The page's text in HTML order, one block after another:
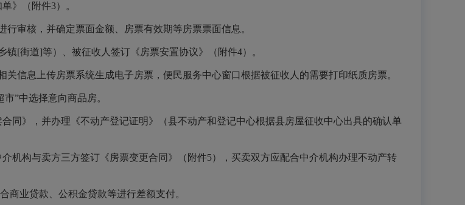
》（附件3）。
审核，并确定票面金额、房票有效期等房票票面信息。
[街道]等）、被征收人签订《房票安置协议》（附件4）。
关信息上传房票系统生成电子房票，便民服务中心窗口根据被征收人的需要打印纸质房票。
”中选择意向商品房。
同》，并办理《不动产登记证明》（县不动产和登记中心根据县房屋征收中心出具的确认单
机构与卖方三方签订《房票变更合同》（附件5），买卖双方应配合中介机构办理不动产转
商业贷款、公积金贷款等进行差额支付。